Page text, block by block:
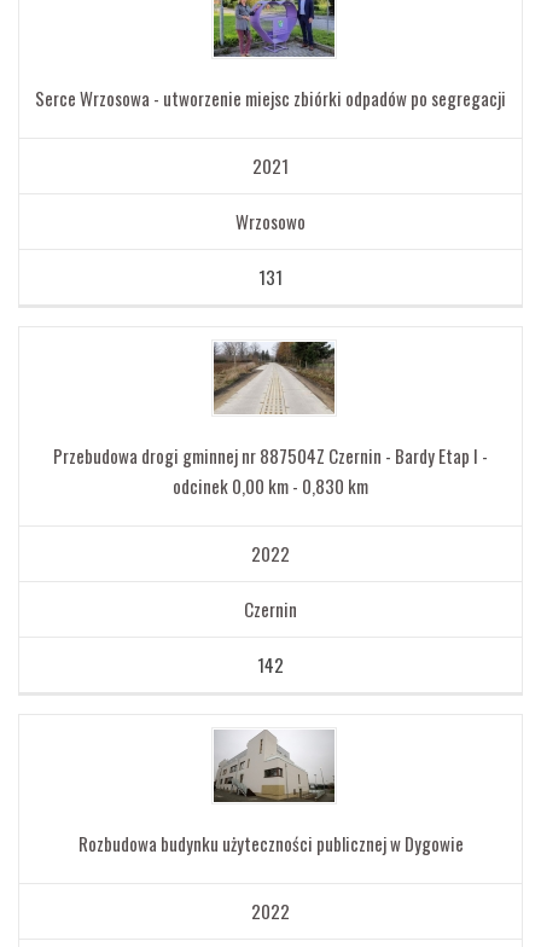
Serce Wrzosowa - utworzenie miejsc zbiórki odpadów po segregacji
2021
Wrzosowo
131
Przebudowa drogi gminnej nr 887504Z Czernin - Bardy Etap I -
odcinek 0,00 km - 0,830 km
2022
Czernin
142
Rozbudowa budynku użyteczności publicznej w Dygowie
2022